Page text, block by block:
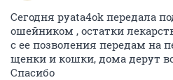
Сегодня pyata4ok передала
ошейником , остатки
с ее позволения передам на
щенки и кошки, дома дерут
Спасибо